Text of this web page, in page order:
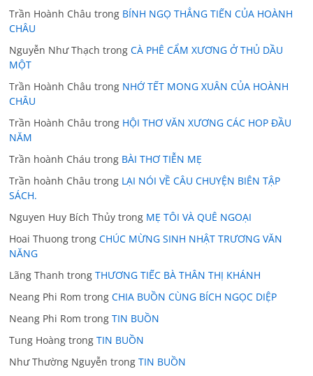
Trần Hoành Châu trong BÍNH NGỌ THẲNG TIẾN CỦA HOÀNH
CHÂU
Nguyễn Như Thạch trongCÀ PHÊ CẨM XƯƠNG Ở THỦ DẦU
MỘT
Trần Hoành Châu trong NHỚ TẾT MONG XUÂN CỦA HOÀNH
CHÂU
Trần Hoành Châu trong HỘI THƠ VĂN XƯƠNG CÁC HOP ĐẦU
NĂM
Trần hoành Cháu trong BÀI THƠ TIỄN MẸ
Trần hoành Châu trong LẠI NÓI VỀ CÂU CHUYỆN BIÊN TẬP
SÁCH.
Nguyen Huy Bích Thủy trong MẸ TÔI VÀ QUÊ NGOẠI
Hoai Thuong trongCHÚC MỪNG SINH NHẬT TRƯƠNG VĂN
NĂNG
Lãng Thanh trongTHƯƠNG TIẾC BÀ THÂN THỊ KHÁNH
Neang Phi Rom trongCHIA BUỒN CÙNG BÍCH NGỌC DIỆP
Neang Phi Rom trongTIN BUỒN
Tung Hoàng trongTIN BUỒN
Như Thường Nguyễn trongTIN BUỒN